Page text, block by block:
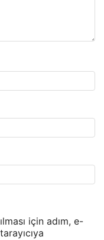
için adım, e-